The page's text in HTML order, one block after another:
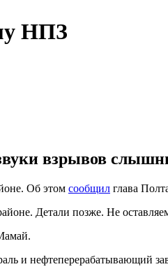
НПЗ
взрывов
Об этом сообщил глава
Детали позже. Не
и нефтеперерабатывающий